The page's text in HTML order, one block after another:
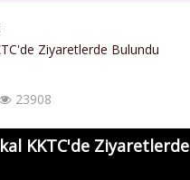
Ziyaretlerde Bulundu
23908
KKTC'de Ziyaretlerde